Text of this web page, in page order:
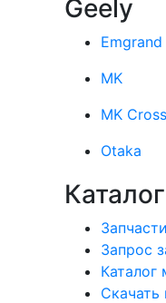
Geely
Emgrand
MK
MK Cross
Otaka
Запрос
Каталог
Скачать